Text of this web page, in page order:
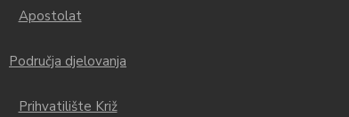
Apostolat
Područja djelovanja
Prihvatilište Križ